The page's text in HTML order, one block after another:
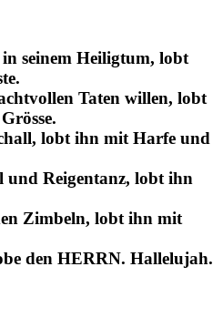
seinem Heiligtum, lobt
Taten willen, lobt
lobt ihn mit Harfe und
Reigentanz, lobt ihn
Zimbeln, lobt ihn mit
den HERRN. Hallelujah.